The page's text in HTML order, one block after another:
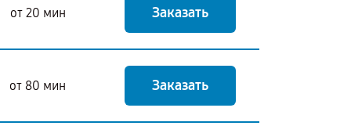
от 20 мин Заказать
от 80 мин Заказать